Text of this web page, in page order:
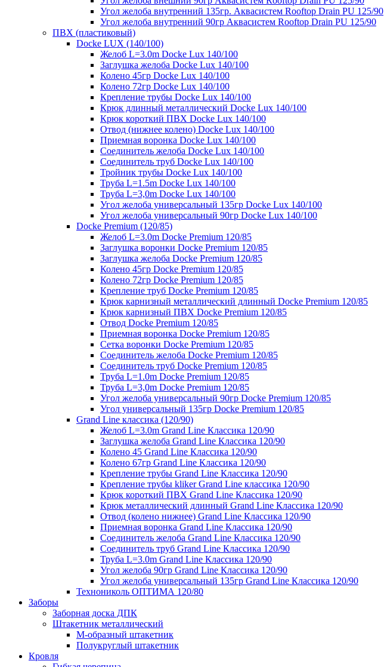
Угол желоба внутренний 135гр. Аквасистем Rooftop Drain PU 125/90
Угол желоба внутренний 90гр Аквасистем Rooftop Drain PU 125/90
ПВХ (пластиковый)
Docke LUX (140/100)
Желоб L=3.0m Docke Lux 140/100
Заглушка желоба Docke Lux 140/100
Колено 45гр Docke Lux 140/100
Колено 72гр Docke Lux 140/100
Крепление трубы Docke Lux 140/100
Крюк длинный металлический Docke Lux 140/100
Крюк короткий ПВХ Docke Lux 140/100
Отвод (нижнее колено) Docke Lux 140/100
Приемная воронка Docke Lux 140/100
Соединитель желоба Docke Lux 140/100
Соединитель труб Docke Lux 140/100
Тройник трубы Docke Lux 140/100
Труба L=1.5m Docke Lux 140/100
Труба L=3,0m Docke Lux 140/100
Угол желоба универсальный 135гр Docke Lux 140/100
Угол желоба универсальный 90гр Docke Lux 140/100
Docke Premium (120/85)
Желоб L=3.0m Docke Premium 120/85
Заглушка воронки Docke Premium 120/85
Заглушка желоба Docke Premium 120/85
Колено 45гр Docke Premium 120/85
Колено 72гр Docke Premium 120/85
Крепление труб Docke Premium 120/85
Крюк карнизный металлический длинный Docke Premium 120/85
Крюк карнизный ПВХ Docke Premium 120/85
Отвод Docke Premium 120/85
Приемная воронка Docke Premium 120/85
Сетка воронки Docke Premium 120/85
Соединитель желоба Docke Premium 120/85
Соединитель труб Docke Premium 120/85
Труба L=1.0m Docke Premium 120/85
Труба L=3,0m Docke Premium 120/85
Угол желоба универсальный 90гр Docke Premium 120/85
Угол универсальный 135гр Docke Premium 120/85
Grand Line классика (120/90)
Желоб L=3.0m Grand Line Классика 120/90
Заглушка желоба Grand Line Классика 120/90
Колено 45 Grand Line Классика 120/90
Колено 67гр Grand Line Классика 120/90
Крепление трубы Grand Line Классика 120/90
Крепление трубы kliker Grand Line классика 120/90
Крюк короткий ПВХ Grand Line Классика 120/90
Крюк металлический длинный Grand Line Классика 120/90
Отвод (колено нижнее) Grand Line Классика 120/90
Приемная воронка Grand Line Классика 120/90
Соединитель желоба Grand Line Классика 120/90
Соединитель труб Grand Line Классика 120/90
Труба L=3.0m Grand Line Классика 120/90
Угол желоба 90гр Grand Line Классика 120/90
Угол желоба универсальный 135гр Grand Line Классика 120/90
Технониколь ОПТИМА 120/80
Заборы
Заборная доска ДПК
Штакетник металлический
М-образный штакетник
Полукруглый штакетник
Кровля